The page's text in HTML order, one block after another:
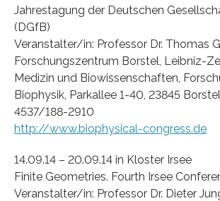
Jahrestagung der Deutschen
(DGfB)
Veranstalter/in: Professor Dr. Thomas
Forschungszentrum Borstel, Leibniz-
Medizin und Biowissenschaften,
Biophysik, Parkallee 1-40, 23845
4537/188-2910
http://www.biophysical-congress.de
14.09.14 – 20.09.14 in Kloster Irsee
Finite Geometries. Fourth Irsee
Veranstalter/in: Professor Dr. Dieter